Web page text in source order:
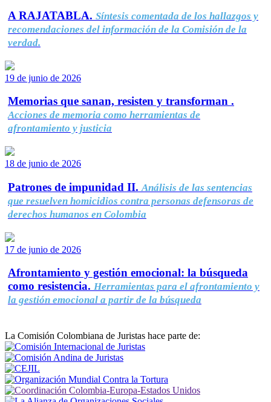
A RAJATABLA. Síntesis comentada de los hallazgos y
recomendaciones del información de la Comisión de la
verdad.
19 de junio de 2026
Memorias que sanan, resisten y transforman .
Acciones de memoria como herramientas de
afrontamiento y justicia
18 de junio de 2026
Patrones de impunidad II. Análisis de las sentencias
que resuelven homicidios contra personas defensoras de
derechos humanos en Colombia
17 de junio de 2026
Afrontamiento y gestión emocional: la búsqueda
como resistencia. Herramientas para el afrontamiento y
la gestión emocional a partir de la búsqueda
La Comisión Colombiana de Juristas hace parte de: